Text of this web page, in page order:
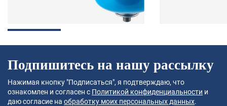
Подпишитесь на нашу рассылку
Нажимая кнопку "Подписаться", я подтверждаю, что
ознакомлен и согласен с Политикой конфиденциальности и
даю согласие на обработку моих персональных данных.